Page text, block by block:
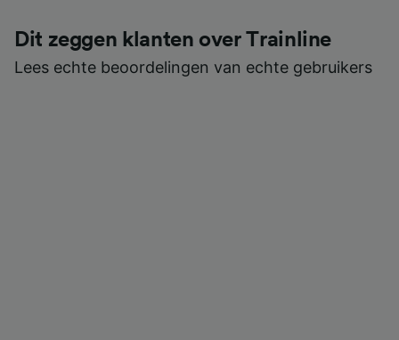
Dit zeggen klanten over Trainline
Lees echte beoordelingen van echte gebruikers